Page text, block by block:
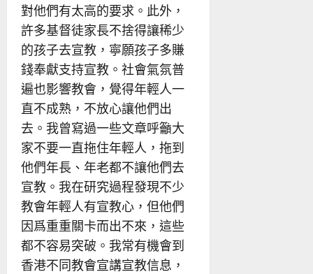
對他們有太高的要求。此外，
許多基督徒家長不捨得讓稀少
的孩子去宣教，寧願孩子多賺
錢奉獻支持宣教。社會氣氛普
遍也影響教會，覺得年輕人一
直不成熟，不放心讓他們出
去。我曾寫過一些文章呼籲大
家不要一直拖住年輕人，拖到
他們年長、年老都不讓他們去
宣教。我在研究過程發現不少
教會年輕人有宣教心，但他們
因爲重重關卡而出不來，這些
都不容易突破。我常有機會到
香港不同教會宣講宣教信息，